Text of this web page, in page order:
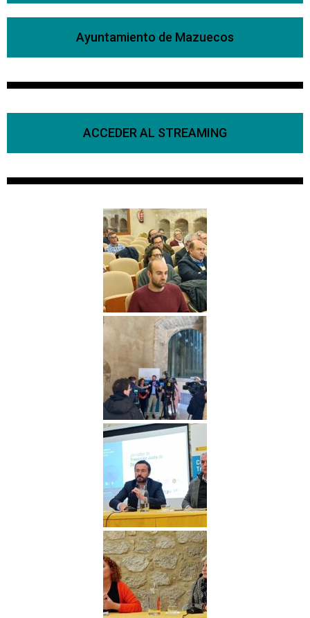
Ayuntamiento de Mazuecos
ACCEDER AL STREAMING